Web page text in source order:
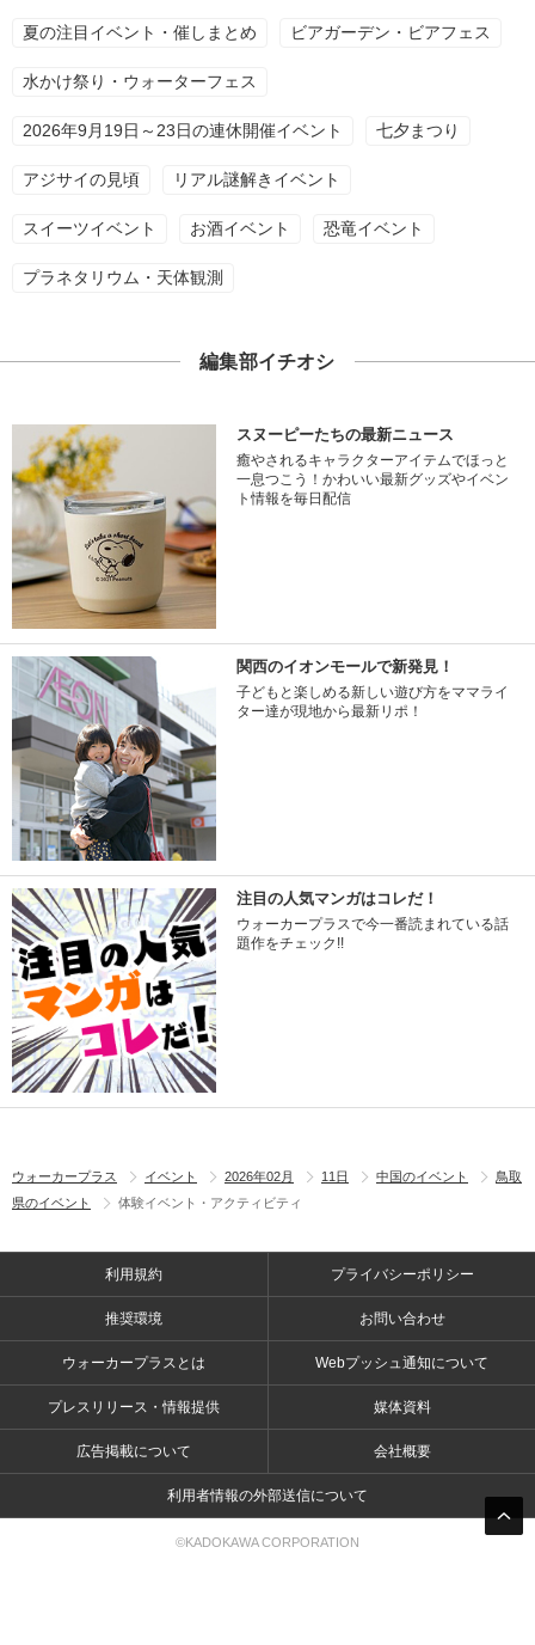
夏の注目イベント・催しまとめ ビアガーデン・ビアフェス
水かけ祭り・ウォーターフェス
2026年9月19日～23日の連休開催イベント 七夕まつり
アジサイの見頃 リアル謎解きイベント
スイーツイベント お酒イベント 恐竜イベント
プラネタリウム・天体観測
編集部イチオシ
スヌーピーたちの最新ニュース
癒やされるキャラクターアイテムでほっと
一息つこう！かわいい最新グッズやイベン
ト情報を毎日配信
関西のイオンモールで新発見！
子どもと楽しめる新しい遊び方をママライ
ター達が現地から最新リポ！
注目の人気マンガはコレだ！
ウォーカープラスで今一番読まれている話
題作をチェック!!
ウォーカープラス イベント 2026年02月 11日 中国のイベント
鳥取
県のイベント
体験イベント・アクティビティ
利用規約 プライバシーポリシー
推奨環境 お問い合わせ
ウォーカープラスとは Webプッシュ通知について
プレスリリース・情報提供 媒体資料
広告掲載について 会社概要
利用者情報の外部送信について
©KADOKAWA CORPORATION